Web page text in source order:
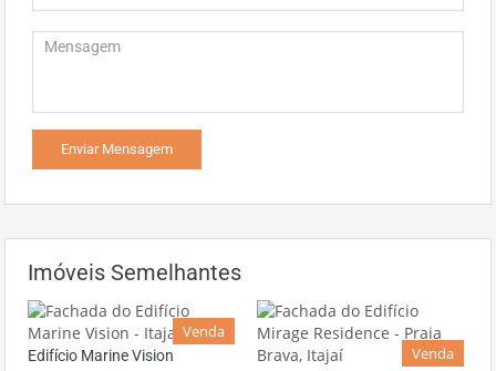
Imóveis Semelhantes
Venda
Edifício Marine Vision Venda